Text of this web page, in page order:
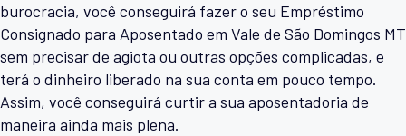
burocracia, você conseguirá fazer o seu Empréstimo
Consignado para Aposentado em Vale de São Domingos MT
sem precisar de agiota ou outras opções complicadas, e
terá o dinheiro liberado na sua conta em pouco tempo.
Assim, você conseguirá curtir a sua aposentadoria de
maneira ainda mais plena.